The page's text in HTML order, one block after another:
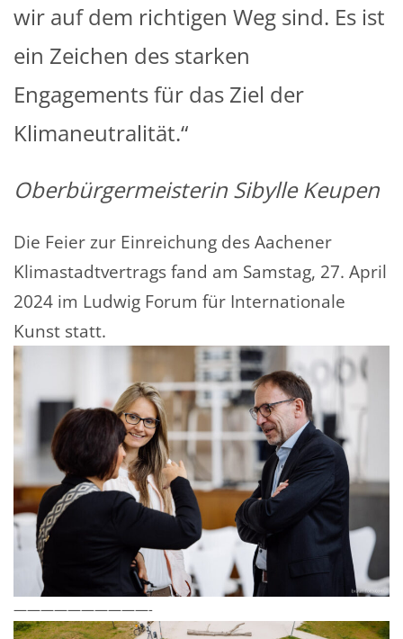
wir auf dem richtigen Weg sind. Es ist
ein Zeichen des starken
Engagements für das Ziel der
Klimaneutralität.“
Oberbürgermeisterin Sibylle Keupen
Die Feier zur Einreichung des Aachener
Klimastadtvertrags fand am Samstag, 27. April
2024 im Ludwig Forum für Internationale
Kunst statt.
——————————-